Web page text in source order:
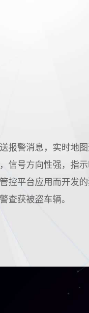
报警消息，实时地图
信号方向性强，指示
控平台应用而开发的
查获被盗车辆。